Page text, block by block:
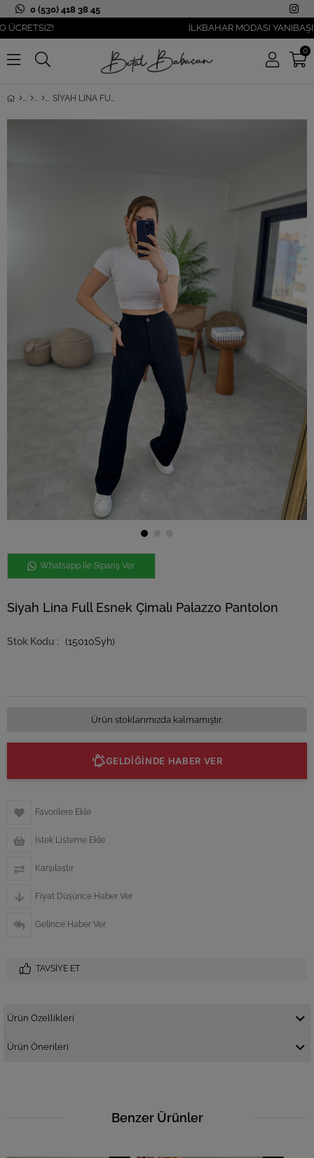
0 (530) 418 38 45
İLKBAHAR MODASI
0
SIYAH LINA FULL ESNEK ÇIMALI PALAZZO PANTOLON
Whatsapp ile Sipariş Ver
Siyah Lina Full Esnek Çimalı Palazzo Pantolon
(15010Syh)
Ürün stoklarımızda kalmamıştır.
GELDİĞİNDE HABER VER
Favorilere Ekle
İstek Listeme Ekle
Karşılaştır
Fiyat Düşünce Haber Ver
Gelince Haber Ver
TAVSIYE ET
Ürün Özellikleri
Ürün Önerileri
Benzer Ürünler